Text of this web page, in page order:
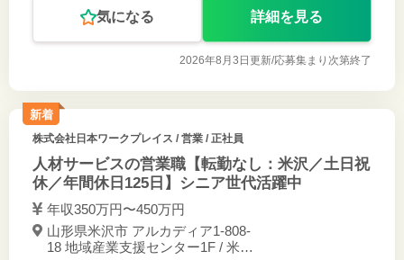
気になる 詳細を見る
2026年8月3日更新/応募集まり次第終了
新着
株式会社日本ワークプレイス / 営業 / 正社員
人材サービスの営業職【転勤なし：米沢／土日祝
休／年間休日125日】シニア世代活躍中
年収350万円〜450万円
山形県米沢市 アルカディア1-808-
18 地域産業支援センター1F / 米沢